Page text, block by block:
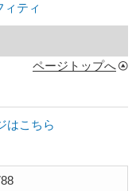
ィティ
ページトップへ
はこちら